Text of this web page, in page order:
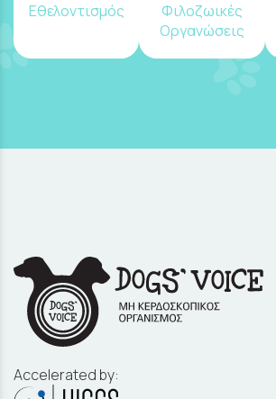
Εθελοντισμός
Φιλοζωικές
Οργανώσεις
Accelerated by: